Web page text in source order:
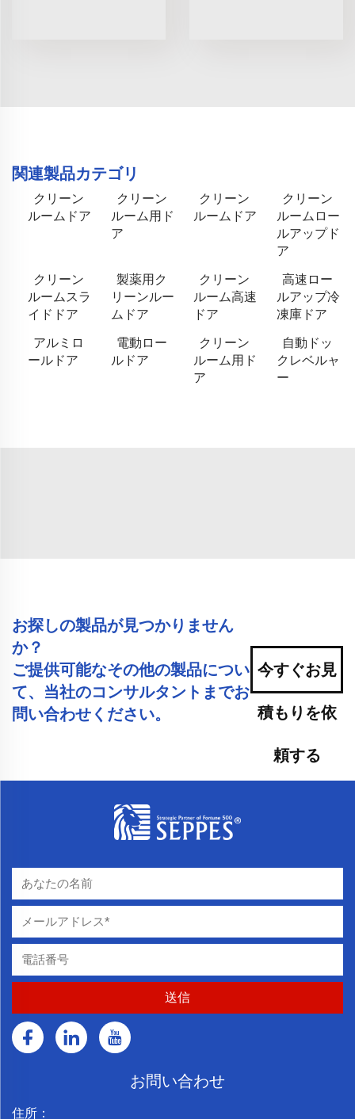
関連製品カテゴリ
クリーン
ルームドア
クリーン
ルーム用ド
ア
クリーン
ルームドア
クリーン
ルームロー
ルアップド
ア
クリーン
ルームスラ
イドドア
製薬用ク
リーンルー
ムドア
クリーン
ルーム高速
ドア
高速ロー
ルアップ冷
凍庫ドア
アルミロ
ールドア
電動ロー
ルドア
クリーン
ルーム用ド
ア
自動ドッ
クレベルャ
ー
お探しの製品が見つかりません
か？
ご提供可能なその他の製品につい
て、当社のコンサルタントまでお
問い合わせください。
今すぐお見
積もりを依
頼する
お問い合わせ
住所：